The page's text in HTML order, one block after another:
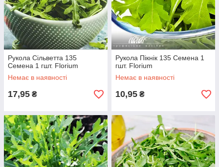
Рукола Сільветта 135
Семена 1 гшт. Florium
Немає в наявності
17,95 ₴
Рукола Пікнік 135 Семена 1
гшт. Florium
Немає в наявності
10,95 ₴